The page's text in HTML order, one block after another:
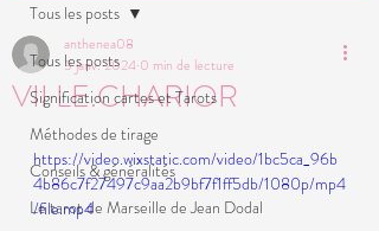
Tous les posts
Signification cartes et Tarots
Méthodes de tirage
Conseils & généralités
Le tarot de Marseille de Jean Dodal
Tous les posts
VII LE.CHARIOR
anthenea08
3 janv. 2024 0 min de lecture
https://video.wixstatic.com/video/1bc5ca_96b
4b86c7f27497c9aa2b9bf7f1ff5db/1080p/mp4
/file.mp4